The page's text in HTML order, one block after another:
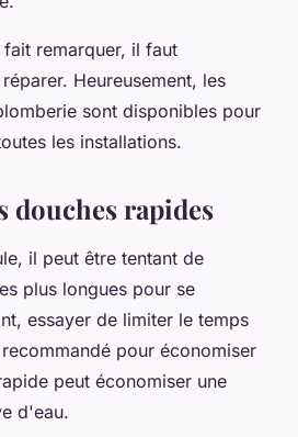
fait remarquer, il faut
Heureusement, les
sont disponibles pour
les installations.
douches rapides
il peut être tentant de
plus longues pour se
essayer de limiter le temps
pour économiser
peut économiser une
d'eau.